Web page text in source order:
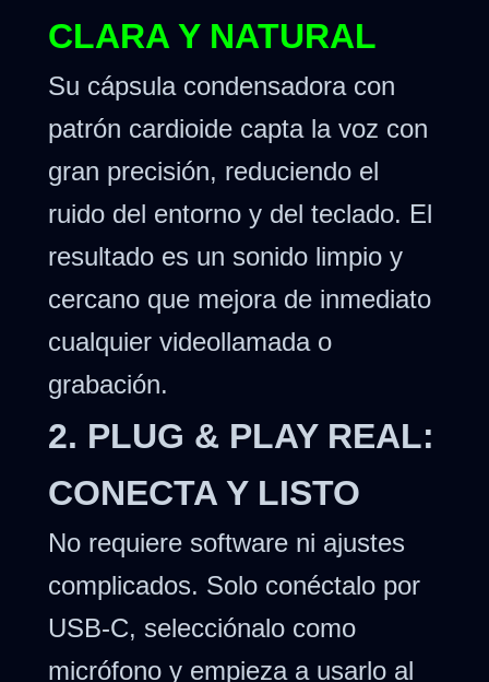
CLARA Y NATURAL
Su cápsula condensadora con
patrón cardioide capta la voz con
gran precisión, reduciendo el
ruido del entorno y del teclado. El
resultado es un sonido limpio y
cercano que mejora de inmediato
cualquier videollamada o
grabación.
2. PLUG & PLAY REAL:
CONECTA Y LISTO
No requiere software ni ajustes
complicados. Solo conéctalo por
USB-C, selecciónalo como
micrófono y empieza a usarlo al